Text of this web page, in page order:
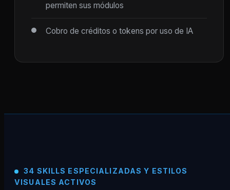
permiten sus módulos
Cobro de créditos o tokens por uso de IA
34 SKILLS ESPECIALIZADAS Y ESTILOS
VISUALES ACTIVOS